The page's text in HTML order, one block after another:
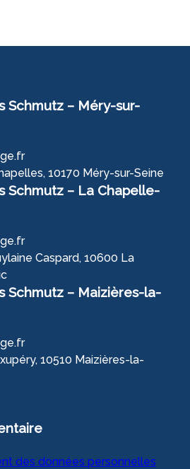
Schmutz – Méry-sur-
10170 Méry-sur-Seine
Schmutz – La Chapelle-
Caspard, 10600 La
Schmutz – Maizières-la-
10510 Maizières-la-
des données personnelles